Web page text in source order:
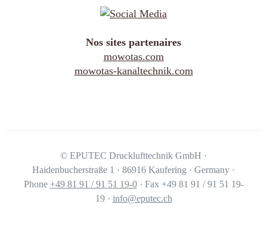
Nos sites partenaires
mowotas.com
mowotas-kanaltechnik.com
© EPUTEC Drucklufttechnik GmbH ·
Haidenbucherstraße 1 · 86916 Kaufering · Germany ·
Phone +49 81 91 / 91 51 19-0· Fax +49 81 91 / 91 51 19-
19 · info@eputec.ch